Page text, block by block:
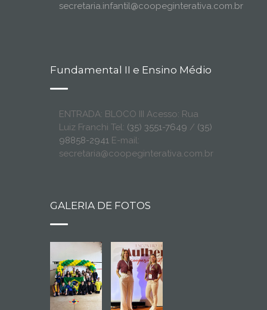
secretaria.infantil@coopeginterativa.com.br
Fundamental II e Ensino Médio
ENTRADA: BLOCO III Acesso: Rua
Luiz Franchi Tel: (35) 3551-7649 / (35)
98858-2941 E-mail:
secretaria@coopeginterativa.com.br
GALERIA DE FOTOS